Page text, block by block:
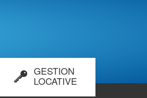
GESTION
LOCATIVE